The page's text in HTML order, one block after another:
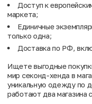
Доступ к
маркета;
Единичные
только одна;
Доставка по РФ,
Ищете выгодные
мир секонд-хенда в
уникальную одежду по
работают два магазина